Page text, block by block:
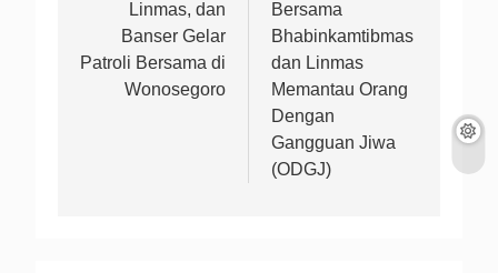
Linmas, dan
Banser Gelar
Patroli Bersama di
Wonosegoro
Bersama
Bhabinkamtibmas
dan Linmas
Memantau Orang
Dengan
Gangguan Jiwa
(ODGJ)